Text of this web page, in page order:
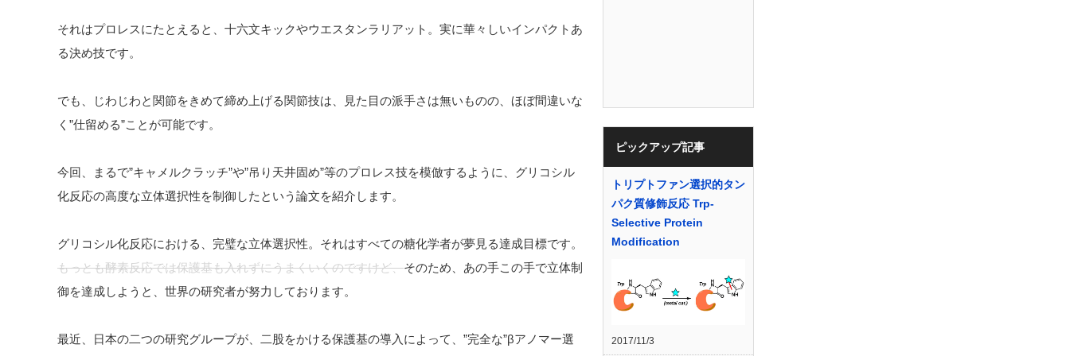
それはプロレスにたとえると、十六文キックやウエスタンラリアット。実に華々しいインパクトあ
る決め技です。
でも、じわじわと関節をきめて締め上げる関節技は、見た目の派手さは無いものの、ほぼ間違いな
く”仕留める”ことが可能です。
今回、まるで”キャメルクラッチ”や”吊り天井固め”等のプロレス技を模倣するように、グリコシル
化反応の高度な立体選択性を制御したという論文を紹介します。
グリコシル化反応における、完璧な立体選択性。それはすべての糖化学者が夢見る達成目標です。
もっとも酵素反応では保護基も入れずにうまくいくのですけど、そのため、あの手この手で立体制
御を達成しようと、世界の研究者が努力しております。
最近、日本の二つの研究グループが、二股をかける保護基の導入によって、”完全な”βアノマー選
ピックアップ記事
トリプトファン選択的タン
パク質修飾反応 Trp-
Selective Protein
Modification
2017/11/3